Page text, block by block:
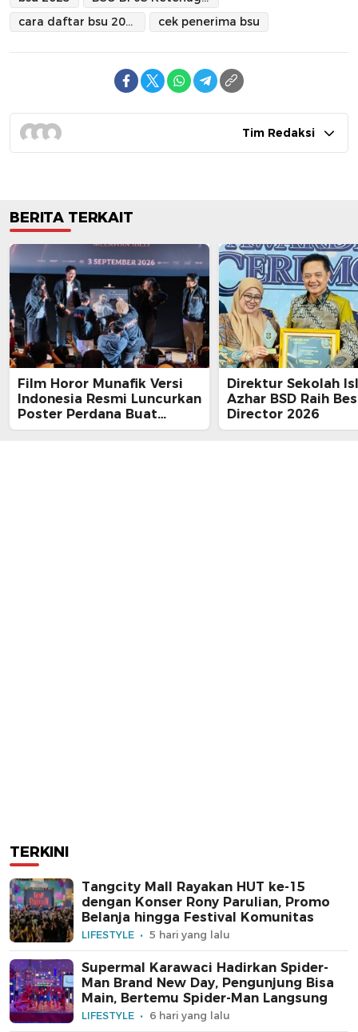
cara daftar bsu 2025
cek penerima bsu
Tim Redaksi
BERITA TERKAIT
Film Horor Munafik Versi
Indonesia Resmi Luncurkan
Poster Perdana Buat
Kesan Spiritual Religi
Direktur Sekolah
Azhar BSD Raih
Director 2026
TERKINI
Tangcity Mall Rayakan HUT ke-15
dengan Konser Rony Parulian, Promo
Belanja hingga Festival Komunitas
LIFESTYLE 5 hari yang lalu
Supermal Karawaci Hadirkan Spider-
Man Brand New Day, Pengunjung Bisa
Main, Bertemu Spider-Man Langsung
LIFESTYLE 6 hari yang lalu